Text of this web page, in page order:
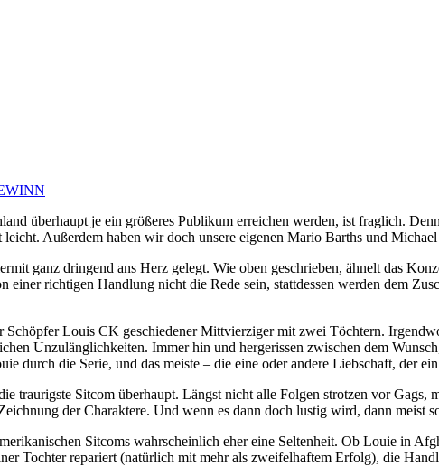
überhaupt je ein größeres Publikum erreichen werden, ist fraglich.
Außerdem haben wir doch unsere eigenen Mario Barths und
ganz dringend ans Herz gelegt. Wie oben geschrieben, ähnelt das
einer richtigen Handlung nicht die Rede sein, stattdessen werden dem
Louis CK geschiedener Mittvierziger mit zwei Töchtern.
Unzulänglichkeiten. Immer hin und hergerissen zwischen dem
durch die Serie, und das meiste – die eine oder andere Liebschaft, der
traurigste Sitcom überhaupt. Längst nicht alle Folgen strotzen vor Gags,
der Charaktere. Und wenn es dann doch lustig wird, dann meist
Sitcoms wahrscheinlich eher eine Seltenheit. Ob Louie in
Tochter repariert (natürlich mit mehr als zweifelhaftem Erfolg), die